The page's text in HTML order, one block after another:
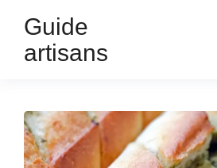
Guide
artisans